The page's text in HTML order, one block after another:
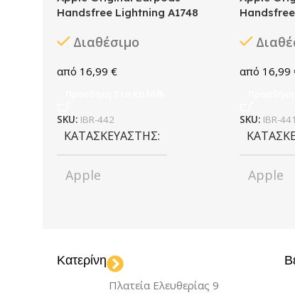
Handsfree Lightning A1748
Διαθέσιμο
16,99 €
SKU: IBR-442
ΚΑΤΑΣΚΕΥΑΣΤΉΣ
Apple
16,99
SKU: IBR-441
Apple
Κατερίνη
Πλατεία Ελευθερίας 9